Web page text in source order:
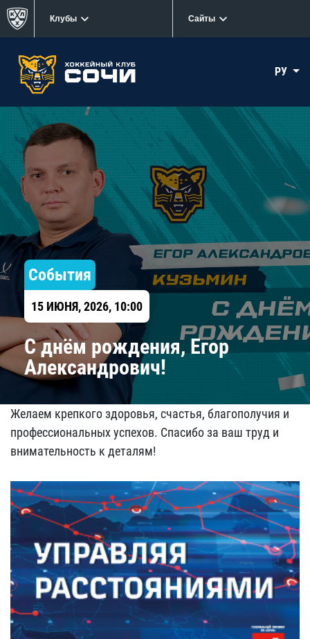
Клубы Сайты
РУ
События
15 ИЮНЯ, 2026, 10:00
C днём рождения, Егор
Александрович!
Желаем крепкого здоровья, счастья, благополучия и
профессиональных успехов. Спасибо за ваш труд и
внимательность к деталям!